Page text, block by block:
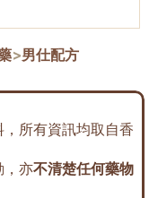
>男仕配方
所有資訊均取自香
，亦不清楚任何藥物